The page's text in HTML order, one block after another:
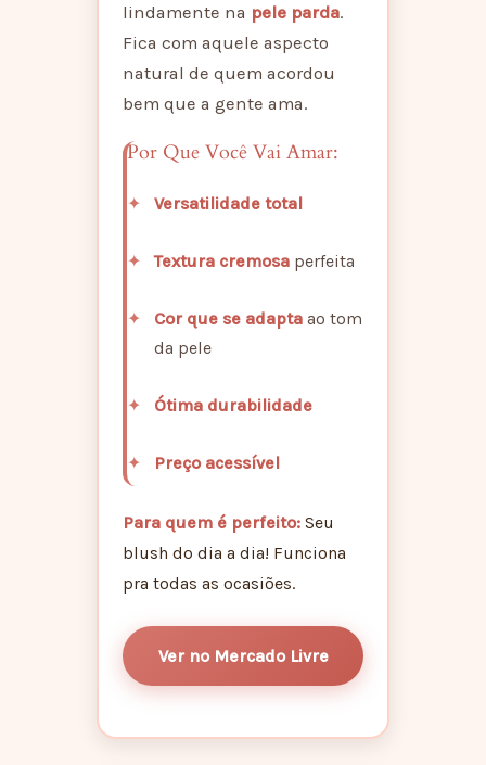
lindamente na pele parda.
Fica com aquele aspecto
natural de quem acordou
bem que a gente ama.
Por Que Você Vai Amar:
Versatilidade total
Textura cremosaperfeita
Cor que se adaptaao tom
da pele
Ótima durabilidade
Preço acessível
Para quem é perfeito:Seu
blush do dia a dia! Funciona
pra todas as ocasiões.
Ver no Mercado Livre